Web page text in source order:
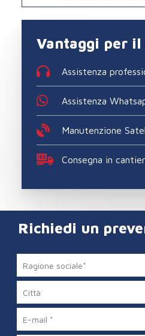
Vantaggi per il
Assistenza
Assistenza
Manutenzione
Consegna in
Richiedi un